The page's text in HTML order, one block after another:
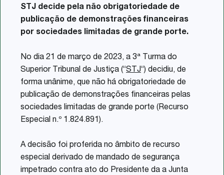
STJ decide pela não obrigatoriedade de
publicação de demonstrações financeiras
por sociedades limitadas de grande porte.
No dia 21 de março de 2023, a 3ª Turma do
Superior Tribunal de Justiça (“STJ“) decidiu, de
forma unânime, que não há obrigatoriedade de
publicação de demonstrações financeiras pelas
sociedades limitadas de grande porte (Recurso
Especial n.º 1.824.891).
A decisão foi proferida no âmbito de recurso
especial derivado de mandado de segurança
impetrado contra ato do Presidente da a Junta